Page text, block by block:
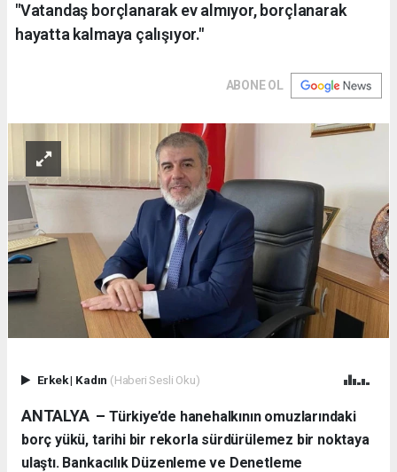
"Vatandaş borçlanarak ev almıyor, borçlanarak
hayatta kalmaya çalışıyor."
ABONE OL
Erkek| Kadın (Haberi Sesli Oku)
ANTALYA – Türkiye’de hanehalkının omuzlarındaki
borç yükü, tarihi bir rekorla sürdürülemez bir noktaya
ulaştı. Bankacılık Düzenleme ve Denetleme